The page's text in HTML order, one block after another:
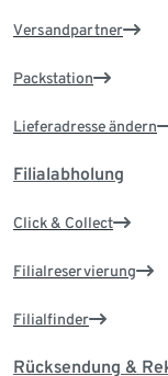
Versandpartner
Packstation
Lieferadresse ändern
Filialabholung
Click & Collect
Filialreservierung
Filialfinder
Rücksendung &